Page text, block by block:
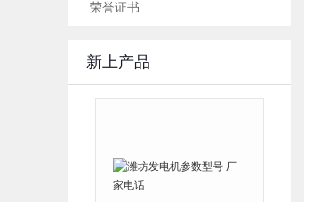
荣誉证书
新上产品